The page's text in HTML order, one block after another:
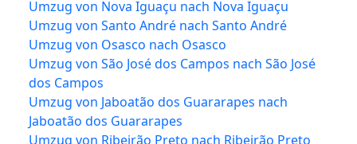
Umzug von Nova Iguaçu nach Nova Iguaçu
Umzug von Santo André nach Santo André
Umzug von Osasco nach Osasco
Umzug von São José dos Campos nach São José
dos Campos
Umzug von Jaboatão dos Guararapes nach
Jaboatão dos Guararapes
Umzug von Ribeirão Preto nach Ribeirão Preto